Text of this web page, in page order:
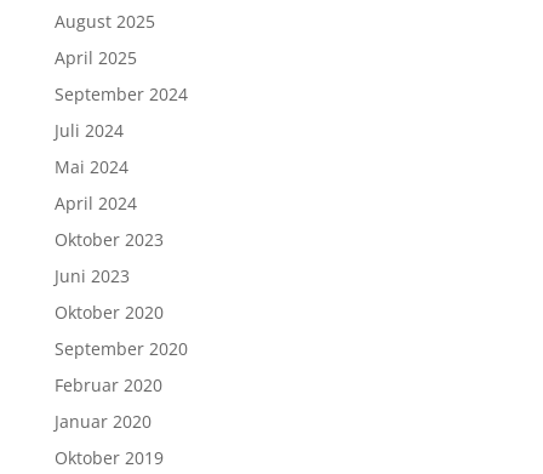
August 2025
April 2025
September 2024
Juli 2024
Mai 2024
April 2024
Oktober 2023
Juni 2023
Oktober 2020
September 2020
Februar 2020
Januar 2020
Oktober 2019